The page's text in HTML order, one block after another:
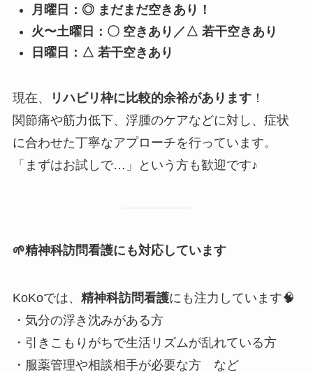
月曜日：◎ まだまだ空きあり！
火〜土曜日：〇 空きあり／△ 若干空きあり
日曜日：△ 若干空きあり
現在、 リハビリ枠に比較的余裕があります！
関節痛や筋力低下、浮腫のケアなどに対し、症状
に合わせた丁寧なアプローチを行っています。
「まずはお試しで…」という方も歓迎です♪
🌱精神科訪問看護にも対応しています
KoKoでは、 精神科訪問看護にも注力しています🧠
・気分の浮き沈みがある方
・引きこもりがちで生活リズムが乱れている方
・服薬管理や相談相手が必要な方 など